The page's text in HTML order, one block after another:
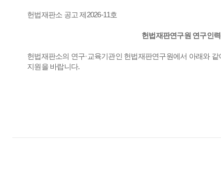
헌법재판소 공고 제2026-11호
헌법재판연구원 연구인
헌법재판소의 연구·교육기관인 헌법재판연구원에서 아래와
지원을 바랍니다.